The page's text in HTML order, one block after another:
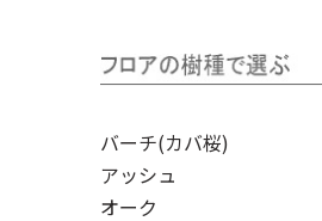
バーチ(カバ桜)
アッシュ
オーク